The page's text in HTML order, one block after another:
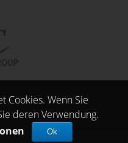
Cookies. Wenn Sie
deren Verwendung.
Ok